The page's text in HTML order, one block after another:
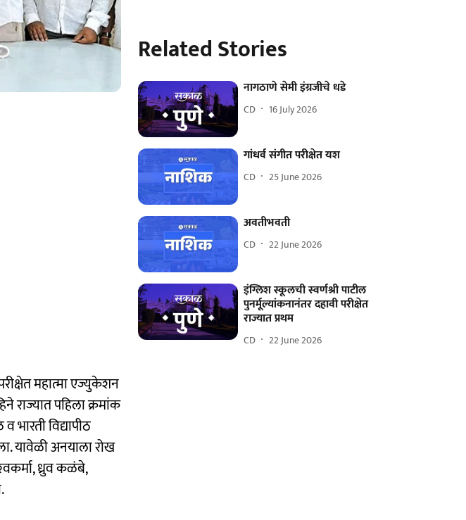
महात्मा एज्युकेशन
राज्यात पहिला क्रमांक
भारती विद्यापीठ
यावेळी अनयाला रोख
ध्रुव कळंबे,
Related Stories
नागठाणे सेमी इंग्रजीचे धडे
CD 16 July 2026
गांधर्व संगीत परीक्षेत यश
CD 25 June 2026
अवतीभवती
CD 22 June 2026
इंग्लिश स्कूलची स्वर्णश्री पाटील
पुनर्मूल्यांकनानंतर दहावी परीक्षेत
राज्यात प्रथम
CD 22 June 2026